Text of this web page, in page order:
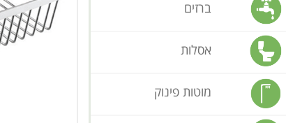
ברזים
אסלות
מוטות פינוק